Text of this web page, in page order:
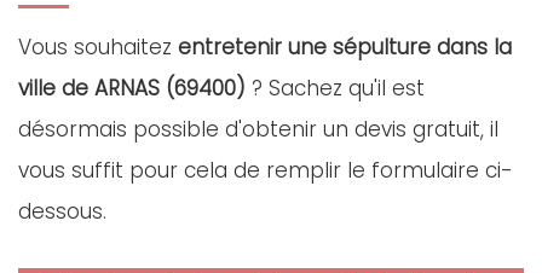
Vous souhaitez entretenir une sépulture dans la
ville de ARNAS (69400) ? Sachez qu'il est
désormais possible d'obtenir un devis gratuit, il
vous suffit pour cela de remplir le formulaire ci-
dessous.